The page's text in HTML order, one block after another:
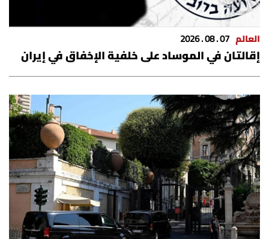
فيديو
من نحن
للتواصل معنا
شروط الاستخدام
شروط الإشتراك
Digital solutions by
العالم 07 . 08 . 2026
إقالتان في الموساد على خلفية الإخفاق في إيران